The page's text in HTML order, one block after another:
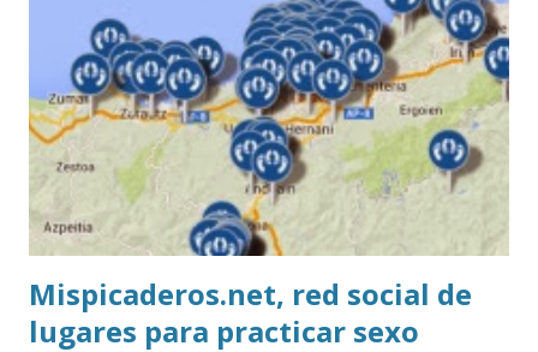
Mispicaderos.net, red social de
lugares para practicar sexo